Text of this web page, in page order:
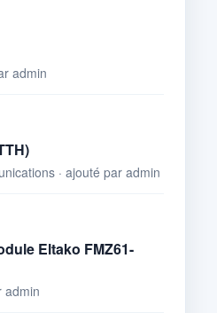
admin
· ajouté par admin
Eltako FMZ61-
admin